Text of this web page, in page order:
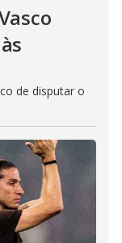
de disputar o